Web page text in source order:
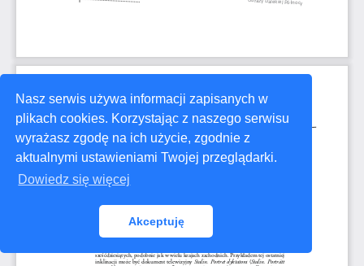
Nasz serwis używa informacji zapisanych w
plikach cookies. Korzystając z naszego serwisu
wyrażasz zgodę na ich użycie, zgodnie z
aktualnymi ustawieniami Twojej przeglądarki.
Dowiedz się więcej
Akceptuję